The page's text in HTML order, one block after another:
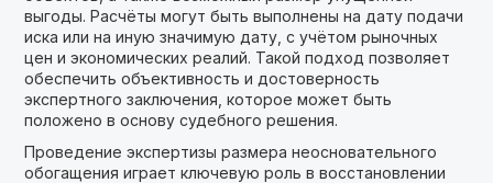
выгоды. Расчёты могут быть выполнены на дату подачи
иска или на иную значимую дату, с учётом рыночных
цен и экономических реалий. Такой подход позволяет
обеспечить объективность и достоверность
экспертного заключения, которое может быть
положено в основу судебного решения.
Проведение экспертизы размера неосновательного
обогащения играет ключевую роль в восстановлении